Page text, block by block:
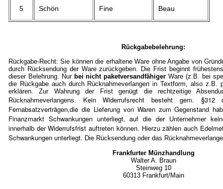
5 Schön Fine Beau
Rückgabebelehrung:
Rückgabe-Recht: Sie können die erhaltene Ware ohne Angabe von
durch Rücksendung der Ware zurückgeben. Die Frist beginnt
dieser Belehrung. Nur bei nicht paketversandfähiger Ware (z.B. bei
die Rückgabe auch durch Rücknahmeverlangen in Textform, also z.B.
erklären. Zur Wahrung der Frist genügt die rechtzeitige
Rücknahmeverlangens. Kein Widerrufsrecht besteht gem.
Fernabsatzverträgen,die die Lieferung von Waren zum Gegenstand
Finanzmarkt Schwankungen unterliegt, auf die der Unternehmer
innerhalb der Widerrufsfrist auftreten können. Hierzu zählen auch
Schwankungen unterliegt. Die Rücksendung oder das
Frankfurter Münzhandlung
Walter A. Braun
Steinweg 10
60313 Frankfurt/Main